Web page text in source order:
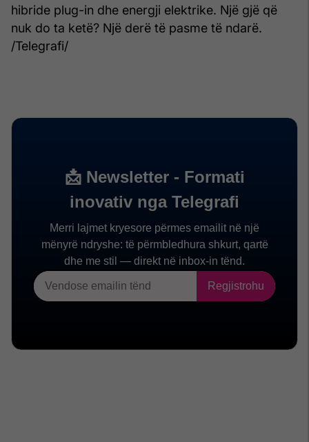
hibride plug-in dhe energji elektrike. Një gjë që
nuk do ta ketë? Një derë të pasme të ndarë.
/Telegrafi/